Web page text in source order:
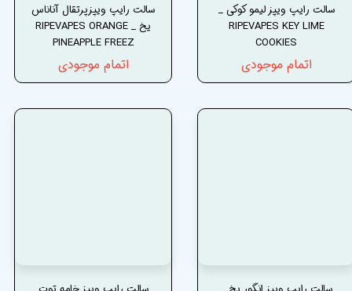
سالت رایپ ویپز لیمو کوکی _
RIPEVAPES KEY LIME
COOKIES
اتمام موجودی
سالت رایپ ویپزپرتقال آناناس
یخ _ RIPEVAPES ORANGE
PINEAPPLE FREEZ
اتمام موجودی